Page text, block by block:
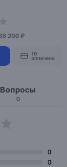
200 ₽
10
оплачено
Вопросы
0
0
0